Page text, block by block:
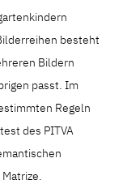
besteht
Bildern
passt. Im
Regeln
des PITVA